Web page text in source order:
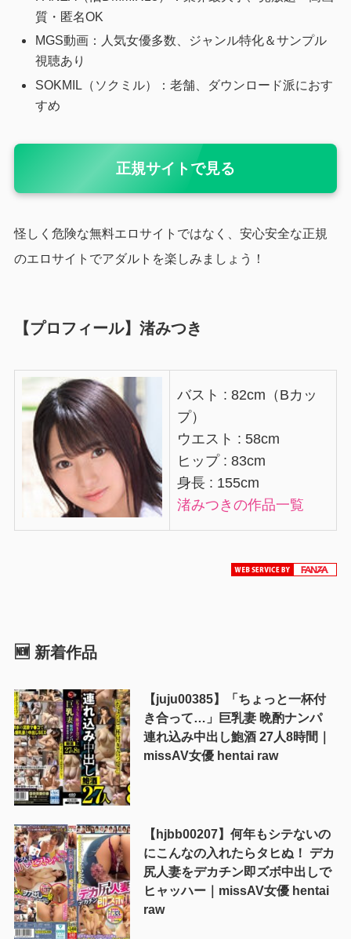
質・匿名OK
MGS動画：人気女優多数、ジャンル特化＆サンプル
視聴あり
SOKMIL（ソクミル）：老舗、ダウンロード派におす
すめ
正規サイトで見る
怪しく危険な無料エロサイトではなく、安心安全な正規
のエロサイトでアダルトを楽しみましょう！
【プロフィール】渚みつき
バスト : 82cm（Bカッ
プ）
ウエスト : 58cm
ヒップ : 83cm
身長 : 155cm
渚みつきの作品一覧
🆕 新着作品
【juju00385】「ちょっと一杯付
き合って…」巨乳妻 晩酌ナンパ
連れ込み中出し鮑酒 27人8時間｜
missAV女優 hentai raw
【hjbb00207】何年もシテないの
にこんなの入れたらタヒぬ！ デカ
尻人妻をデカチン即ズボ中出しで
ヒャッハー｜missAV女優 hentai
raw